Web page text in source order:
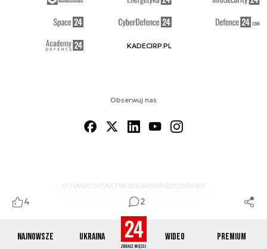
Najnowsze Ukraina Wideo Premium
4 2
Obserwuj nas
O NAS KONTAKTREGULAMINRSS COOKIES
KADECIRP.PL
© 2012-2026 DEFENCE24